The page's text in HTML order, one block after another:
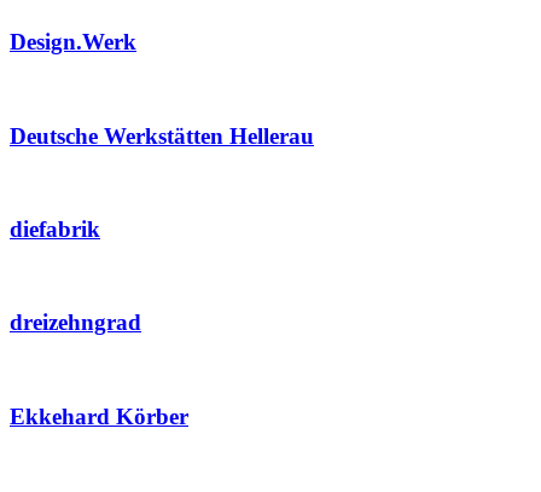
Design.Werk
Deutsche Werkstätten Hellerau
diefabrik
dreizehngrad
Ekkehard Körber